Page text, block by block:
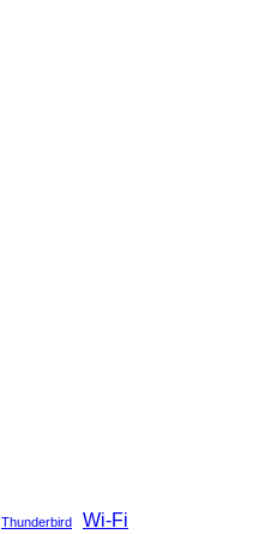
Thunderbird
Wi-Fi